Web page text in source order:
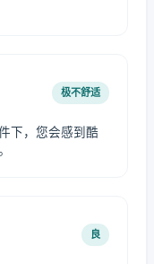
极不舒适
下，您会感到酷
良